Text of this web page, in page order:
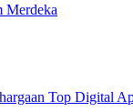
Merdeka